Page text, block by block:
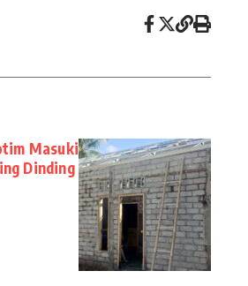
Masuki
Dinding